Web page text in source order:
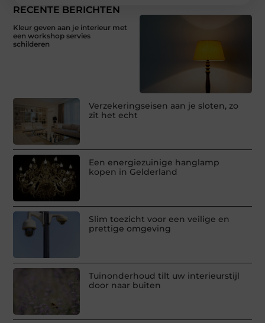
RECENTE BERICHTEN
Kleur geven aan je interieur met
een workshop servies
schilderen
Verzekeringseisen aan je sloten, zo
zit het echt
Een energiezuinige hanglamp
kopen in Gelderland
Slim toezicht voor een veilige en
prettige omgeving
Tuinonderhoud tilt uw interieurstijl
door naar buiten